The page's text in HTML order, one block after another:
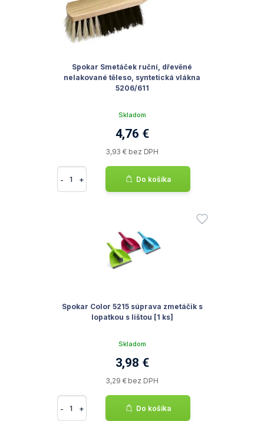
Spokar Smetáček ruční, dřevěné
nelakované těleso, syntetická vlákna
5206/611
Skladom
4,76 €
3,93 € bez DPH
- + Do košíka
Spokar Color 5215 súprava zmetáčik s
lopatkou s lištou [1 ks]
Skladom
3,98 €
3,29 € bez DPH
- + Do košíka